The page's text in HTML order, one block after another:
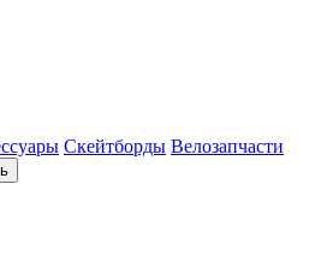
Скейтборды Велозапчасти